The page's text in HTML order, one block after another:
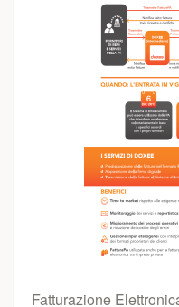
Fatturazione